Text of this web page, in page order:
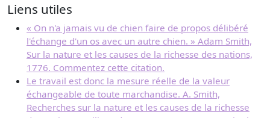
Liens utiles
« On n'a jamais vu de chien faire de propos délibéré
l'échange d'un os avec un autre chien. » Adam Smith,
Sur la nature et les causes de la richesse des nations,
1776. Commentez cette citation.
Le travail est donc la mesure réelle de la valeur
échangeable de toute marchandise. A. Smith,
Recherches sur la nature et les causes de la richesse